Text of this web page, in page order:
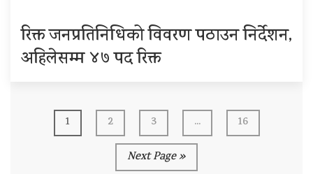
रिक्त जनप्रतिनिधिको विवरण पठाउन निर्देशन,
अहिलेसम्म ४७ पद रिक्त
1 2 3 ...
16
Next Page »